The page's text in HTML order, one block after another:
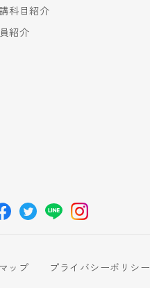
科目紹介
紹介
ップ プライバシーポリシー